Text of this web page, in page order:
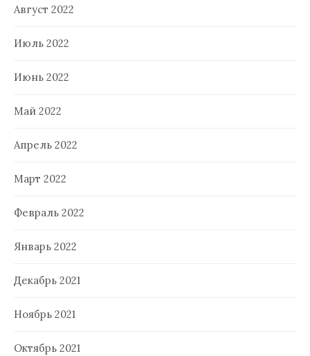
Август 2022
Июль 2022
Июнь 2022
Май 2022
Апрель 2022
Март 2022
Февраль 2022
Январь 2022
Декабрь 2021
Ноябрь 2021
Октябрь 2021